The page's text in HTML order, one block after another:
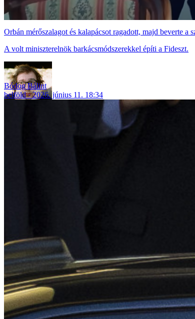
Orbán mérőszalagot és kalapácsot ragadott, majd beverte a
A volt miniszterelnök barkácsmódszerekkel építi a Fideszt.
Bódog Bálint
belföld
2026. június 11. 18:34